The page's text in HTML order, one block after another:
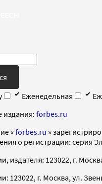
Еженедельная
издания: forbes.ru
« forbes.ru »
о регистрации: серия
издателя: 123022, г.
123022, г. Москва, ул.